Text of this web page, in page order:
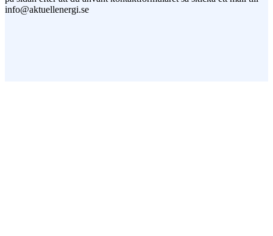
info@aktuellenergi.se